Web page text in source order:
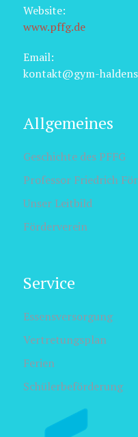
Website:
www.pffg.de
Email:
kontakt@gym-
Allgemeines
Geschichte des PFFG
Professor Friedrich
Unser Leitbild
Förderverein
Service
Essensversorgung
Vertretungsplan
Ferien
Schülerbeförderung